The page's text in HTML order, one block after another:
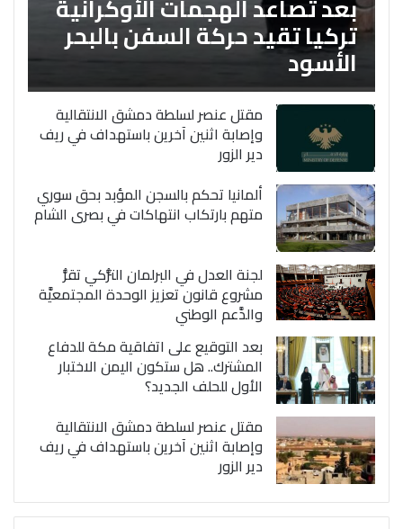
تركيا تقيد حركة السفن بالبحر
الأسود
مقتل عنصر لسلطة دمشق الانتقالية
وإصابة اثنين آخرين باستهداف في ريف
دير الزور
ألمانيا تحكم بالسجن المؤبد بحق سوري
متهم بارتكاب انتهاكات في بصرى الشام
لجنة العدل في البرلمان التُّركي تقرُّ
مشروع قانون تعزيز الوحدة المجتمعيَّة
والدَّعم الوطني
بعد التوقيع على اتفاقية مكة للدفاع
المشترك.. هل ستكون اليمن الاختبار
الأول للحلف الجديد؟
مقتل عنصر لسلطة دمشق الانتقالية
وإصابة اثنين آخرين باستهداف في ريف
دير الزور